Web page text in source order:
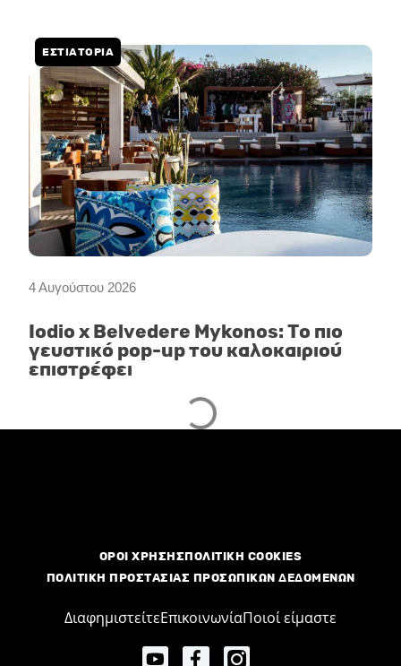
4 Αυγούστου 2026
ΕΣΤΙΑΤΟΡΙΑ
Iodio x Belvedere Mykonos: Το πιο
γευστικό pop-up του καλοκαιριού
επιστρέφει
3 Αυγούστου 2026